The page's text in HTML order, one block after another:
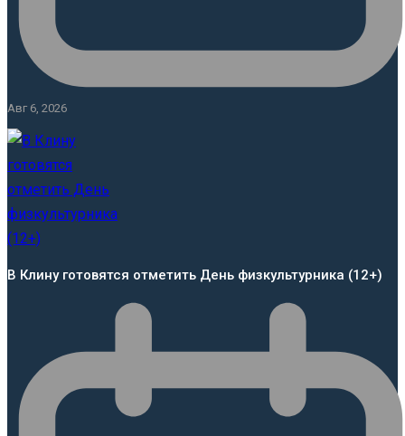
Авг 6, 2026
В Клину готовятся отметить День физкультурника (12+)